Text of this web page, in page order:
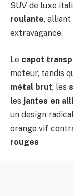
SUV de luxe
roulante,
extravagance.
Le capot
moteur, tandis
métal brut, les
les jantes en
un design
orange vif
rouges